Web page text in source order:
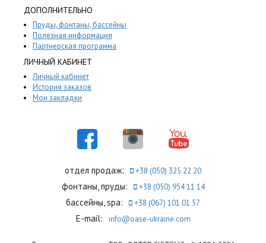
ДОПОЛНИТЕЛЬНО
Пруды, фонтаны, бассейны
Полезная информация
Партнерская программа
ЛИЧНЫЙ КАБИНЕТ
Личный кабинет
История заказов
Мои закладки
отдел продаж: +38 (050) 325 22 20
фонтаны, пруды: +38 (050) 954 11 14
бассейны, spa: +38 (067) 101 01 57
E-mail: info@oase-ukraine.com